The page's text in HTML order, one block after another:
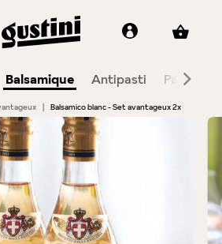
Balsamique Antipasti Pain
| Balsamico blanc - Set avantageux 2x